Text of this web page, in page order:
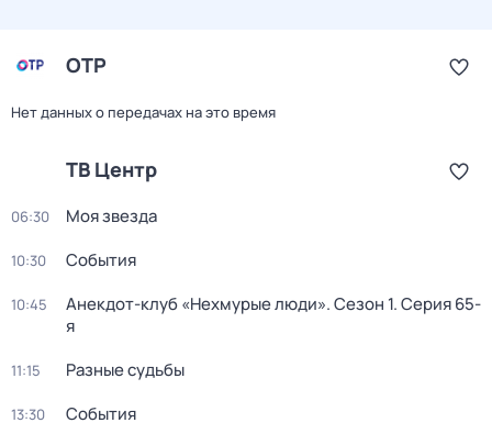
ОТР
Нет данных о передачах на это время
ТВ Центр
06:30 Моя звезда
10:30 События
10:45 Анекдот-клуб «Нехмурые люди». Сезон 1. Серия 65-
я
11:15 Разные судьбы
13:30 События